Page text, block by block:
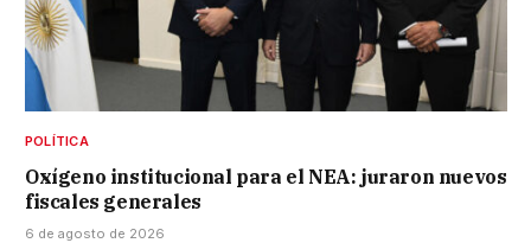
POLÍTICA
Oxígeno institucional para el NEA: juraron nuevos
fiscales generales
6 de agosto de 2026